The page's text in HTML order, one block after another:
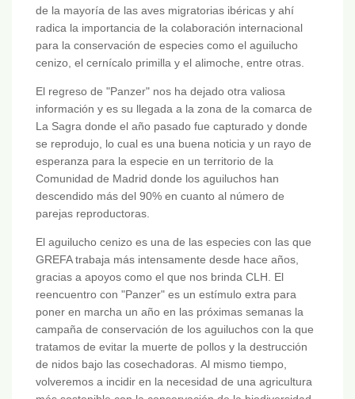
de la mayoría de las aves migratorias ibéricas y ahí
radica la importancia de la colaboración internacional
para la conservación de especies como el aguilucho
cenizo, el cernícalo primilla y el alimoche, entre otras.
El regreso de "Panzer" nos ha dejado otra valiosa
información y es su llegada a la zona de la comarca de
La Sagra donde el año pasado fue capturado y donde
se reprodujo, lo cual es una buena noticia y un rayo de
esperanza para la especie en un territorio de la
Comunidad de Madrid donde los aguiluchos han
descendido más del 90% en cuanto al número de
parejas reproductoras.
El aguilucho cenizo es una de las especies con las que
GREFA trabaja más intensamente desde hace años,
gracias a apoyos como el que nos brinda CLH. El
reencuentro con "Panzer" es un estímulo extra para
poner en marcha un año en las próximas semanas la
campaña de conservación de los aguiluchos con la que
tratamos de evitar la muerte de pollos y la destrucción
de nidos bajo las cosechadoras. Al mismo tiempo,
volveremos a incidir en la necesidad de una agricultura